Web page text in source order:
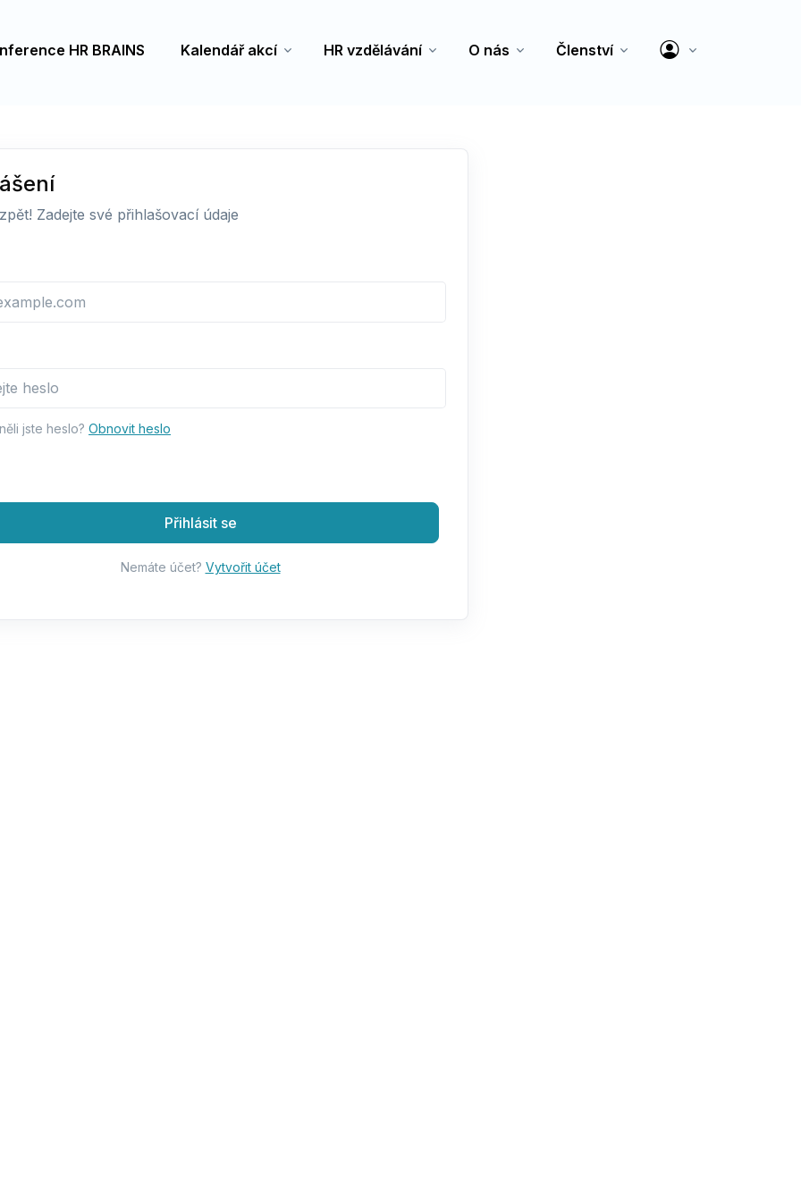
HR BRAINS Kalendář akcí HR vzdělávání O nás Členství
Zadejte své přihlašovací údaje
jste heslo? Obnovit heslo
Přihlásit se
Nemáte účet? Vytvořit účet